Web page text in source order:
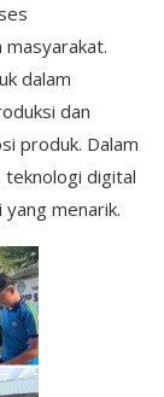
masyarakat.
dalam
dan
produk. Dalam
teknologi digital
menarik.